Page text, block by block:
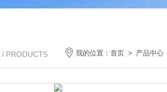
/ PRODUCTS 我的位置：首页 > 产品中心